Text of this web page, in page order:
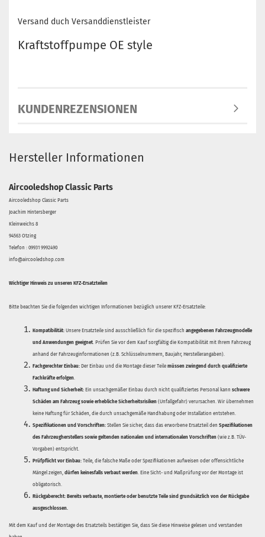
Versand duch Versanddienstleister
Kraftstoffpumpe OE style
KUNDENREZENSIONEN
Hersteller Informationen
Aircooledshop Classic Parts
Aircooledshop Classic Parts
Joachim Hintersberger
Kleinweichs 8
94563 Otzing
Telefon : 09931 9992490
info@aircooledshop.com
Wichtiger Hinweis zu unseren KFZ-Ersatzteilen
Bitte beachten Sie die folgenden wichtigen Informationen bezüglich unserer KFZ-Ersatzteile:
Kompatibilität: Unsere Ersatzteile sind ausschließlich für die spezifisch angegebenen Fahrzeugmodelle
und Anwendungen geeignet. Prüfen Sie vor dem Kauf sorgfältig die Kompatibilität mit Ihrem Fahrzeug
anhand der Fahrzeuginformationen (z.B. Schlüsselnummern, Baujahr, Herstellerangaben).
Fachgerechter Einbau: Der Einbau und die Montage dieser Teile müssen zwingend durch qualifizierte
Fachkräfte erfolgen.
Haftung und Sicherheit: Ein unsachgemäßer Einbau durch nicht qualifiziertes Personal kann schwere
Schäden am Fahrzeug sowie erhebliche Sicherheitsrisiken (Unfallgefahr) verursachen. Wir übernehmen
keine Haftung für Schäden, die durch unsachgemäße Handhabung oder Installation entstehen.
Spezifikationen und Vorschriften: Stellen Sie sicher, dass das erworbene Ersatzteil den Spezifikationen
des Fahrzeugherstellers sowie geltenden nationalen und internationalen Vorschriften (wie z.B. TÜV-
Vorgaben) entspricht.
Prüfpflicht vor Einbau: Teile, die falsche Maße oder Spezifikationen aufweisen oder offensichtliche
Mängel zeigen, dürfen keinesfalls verbaut werden. Eine Sicht- und Maßprüfung vor der Montage ist
obligatorisch.
Rückgaberecht: Bereits verbaute, montierte oder benutzte Teile sind grundsätzlich von der Rückgabe
ausgeschlossen.
Mit dem Kauf und der Montage des Ersatzteils bestätigen Sie, dass Sie diese Hinweise gelesen und verstanden